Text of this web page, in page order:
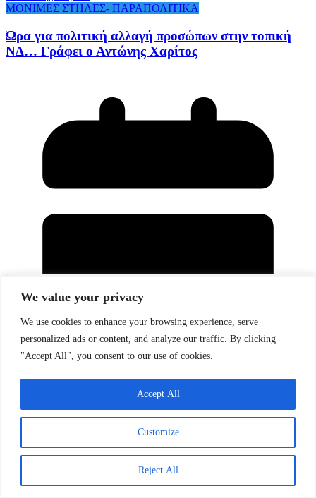
We value your privacy
We use cookies to enhance your browsing experience, serve
personalized ads or content, and analyze our traffic. By clicking
"Accept All", you consent to our use of cookies.
Customize
Reject All
Accept All
Manage Cookie Consent
To provide the best experiences, we use technologies like cookies to store and/or access device
information. Consenting to these technologies will allow us to process data such as browsing
behavior or unique IDs on this site. Not consenting or withdrawing consent, may adversely affect
Accept
Deny
View preferences
ΜΟΝΙΜΕΣ ΣΤΗΛΕΣ- ΠΑΡΑΠΟΛΙΤΙΚΑ
Ώρα για πολιτική αλλαγή προσώπων στην τοπική
ΝΔ… Γράφει ο Αντώνης Χαρίτος